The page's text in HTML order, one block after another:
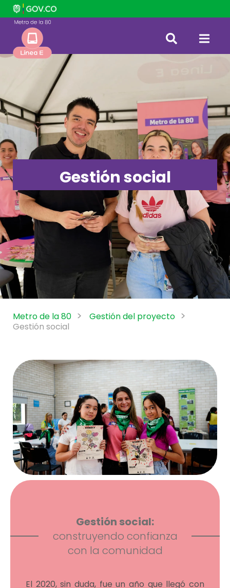
Gestión social
Metro de la 80
Gestión del proyecto
Gestión social
Gestión social:
construyendo confianza
con la comunidad
El 2020, sin duda, fue un año que llegó con